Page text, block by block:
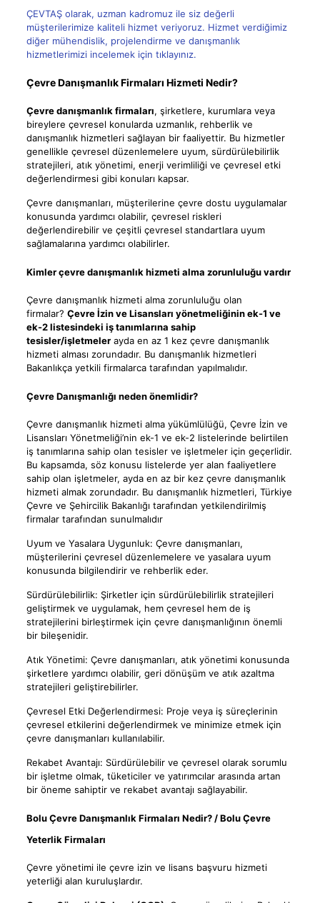
ÇEVTAŞ olarak, uzman kadromuz ile siz değerli
müşterilerimize kaliteli hizmet veriyoruz. Hizmet verdiğimiz
diğer mühendislik, projelendirme ve danışmanlık
hizmetlerimizi incelemek için tıklayınız.
Çevre Danışmanlık Firmaları Hizmeti Nedir?
Çevre danışmanlık firmaları, şirketlere, kurumlara veya
bireylere çevresel konularda uzmanlık, rehberlik ve
danışmanlık hizmetleri sağlayan bir faaliyettir. Bu hizmetler
genellikle çevresel düzenlemelere uyum, sürdürülebilirlik
stratejileri, atık yönetimi, enerji verimliliği ve çevresel etki
değerlendirmesi gibi konuları kapsar.
Çevre danışmanları, müşterilerine çevre dostu uygulamalar
konusunda yardımcı olabilir, çevresel riskleri
değerlendirebilir ve çeşitli çevresel standartlara uyum
sağlamalarına yardımcı olabilirler.
Kimler çevre danışmanlık hizmeti alma zorunluluğu vardır
Çevre danışmanlık hizmeti alma zorunluluğu olan
firmalar? Çevre İzin ve Lisansları yönetmeliğinin ek-1 ve
ek-2 listesindeki iş tanımlarına sahip
tesisler/işletmelerayda en az 1 kez çevre danışmanlık
hizmeti alması zorundadır. Bu danışmanlık hizmetleri
Bakanlıkça yetkili firmalarca tarafından yapılmalıdır.
Çevre Danışmanlığı neden önemlidir?
Çevre danışmanlık hizmeti alma yükümlülüğü, Çevre İzin ve
Lisansları Yönetmeliği’nin ek-1 ve ek-2 listelerinde belirtilen
iş tanımlarına sahip olan tesisler ve işletmeler için geçerlidir.
Bu kapsamda, söz konusu listelerde yer alan faaliyetlere
sahip olan işletmeler, ayda en az bir kez çevre danışmanlık
hizmeti almak zorundadır. Bu danışmanlık hizmetleri, Türkiye
Çevre ve Şehircilik Bakanlığı tarafından yetkilendirilmiş
firmalar tarafından sunulmalıdır
Uyum ve Yasalara Uygunluk: Çevre danışmanları,
müşterilerini çevresel düzenlemelere ve yasalara uyum
konusunda bilgilendirir ve rehberlik eder.
Sürdürülebilirlik: Şirketler için sürdürülebilirlik stratejileri
geliştirmek ve uygulamak, hem çevresel hem de iş
stratejilerini birleştirmek için çevre danışmanlığının önemli
bir bileşenidir.
Atık Yönetimi: Çevre danışmanları, atık yönetimi konusunda
şirketlere yardımcı olabilir, geri dönüşüm ve atık azaltma
stratejileri geliştirebilirler.
Çevresel Etki Değerlendirmesi: Proje veya iş süreçlerinin
çevresel etkilerini değerlendirmek ve minimize etmek için
çevre danışmanları kullanılabilir.
Rekabet Avantajı: Sürdürülebilir ve çevresel olarak sorumlu
bir işletme olmak, tüketiciler ve yatırımcılar arasında artan
bir öneme sahiptir ve rekabet avantajı sağlayabilir.
Bolu Çevre Danışmanlık Firmaları Nedir? / Bolu Çevre
Yeterlik Firmaları
Çevre yönetimi ile çevre izin ve lisans başvuru hizmeti
yeterliği alan kuruluşlardır.